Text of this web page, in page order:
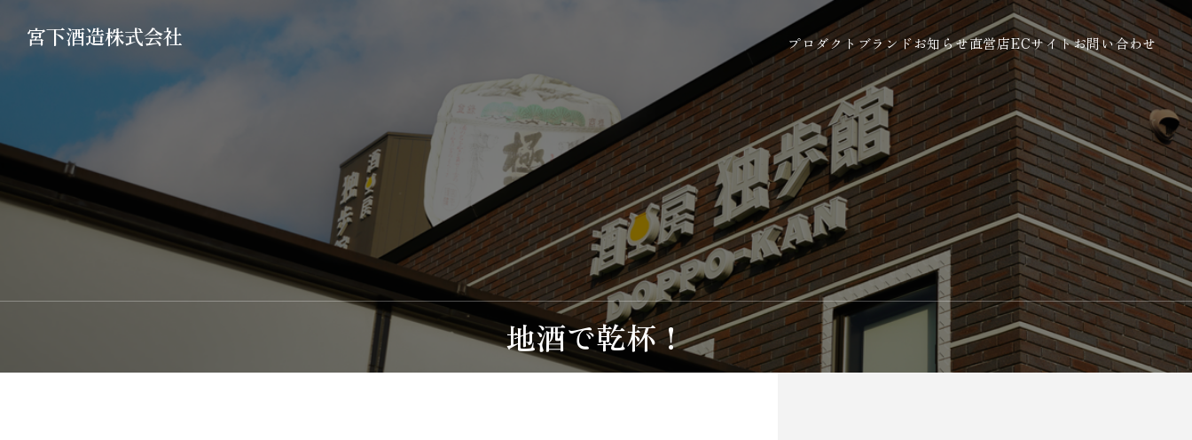
宮下酒造株式会社 プロダクトブランドお知らせ直営店ECサイトお問い合わせ
地酒で乾杯！